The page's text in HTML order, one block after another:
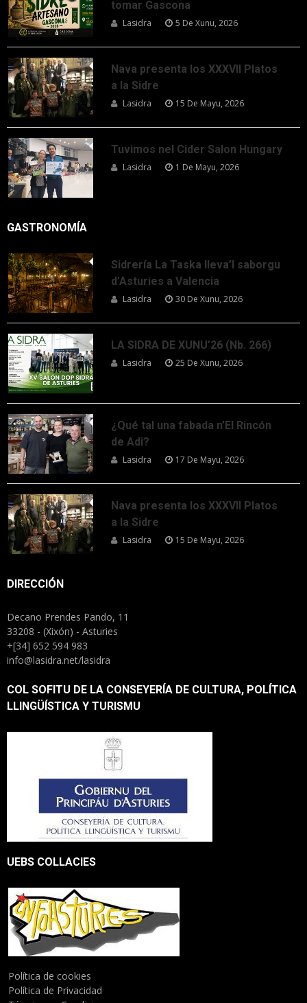
tomar Gascona
Lasidra 5 De Xunu, 2026
Nava presenta los XXXVII Platos
a la Sidre
Lasidra 15 De Mayu, 2026
Tuvimos nel Cider Salon Hungary
Lasidra 1 De Mayu, 2026
GASTRONOMÍA
Sidrería La Taska lleva’l saborgu
d’Asturies a Valencia
Lasidra 30 De Xunu, 2026
LA SIDRA DE XUNU’26 (Nb. 266)
Lasidra 25 De Xunu, 2026
¿Qué tal una fabada n’El Rincón
de Adi?
Lasidra 17 De Mayu, 2026
Nava presenta los XXXVII Platos
a la Sidre
Lasidra 15 De Mayu, 2026
DIRECCIÓN
Decano Prendes Pando, 11
33208 - (Xixón) - Asturies
+[34] 652 594 983
info@lasidra.net/lasidra
COL SOFITU DE LA CONSEYERÍA DE CULTURA, POLÍTICA
LLINGÜÍSTICA Y TURISMU
UEBS COLLACIES
Política de cookies
Política de Privacidad